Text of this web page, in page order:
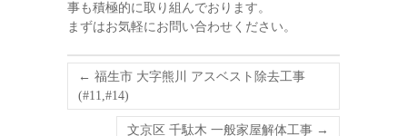
事も積極的に取り組んでおります。
まずはお気軽にお問い合わせください。
← 福生市 大字熊川 アスベスト除去工事
(#11,#14)
文京区 千駄木 一般家屋解体工事 →